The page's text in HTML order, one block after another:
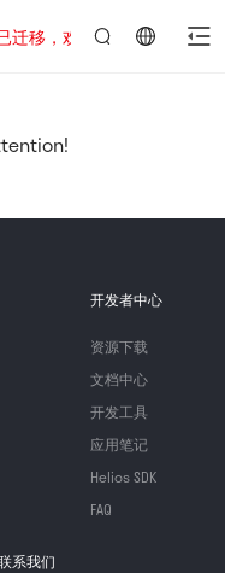
迁移，欢迎访问新址：
开发者中心
资源下载
文档中心
开发工具
应用笔记
Helios SDK
FAQ
系我们